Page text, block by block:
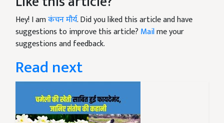
Hey! I amकंचन मौर्य. Did you liked this article and have
suggestions to improve this article? Mailme your
suggestions and feedback.
Read next